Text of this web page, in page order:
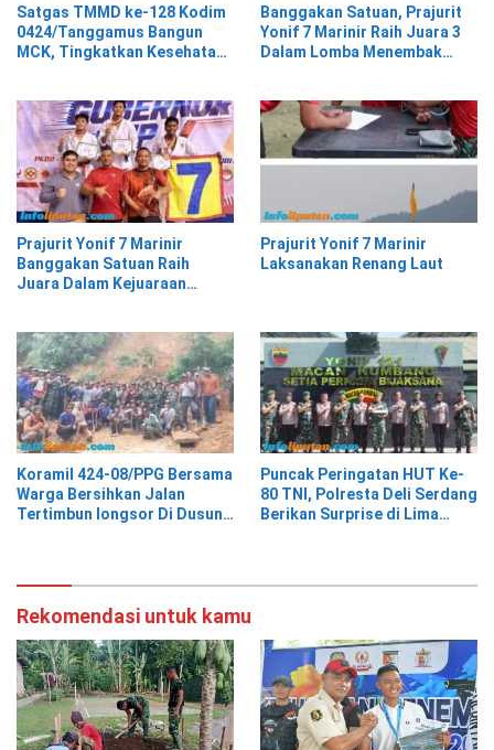
Satgas TMMD ke-128 Kodim
0424/Tanggamus Bangun
MCK, Tingkatkan Kesehatan
Banggakan Satuan, Prajurit
Yonif 7 Marinir Raih Juara 3
Dalam Lomba Menembak
Prajurit Yonif 7 Marinir
Banggakan Satuan Raih
Juara Dalam Kejuaraan
Prajurit Yonif 7 Marinir
Laksanakan Renang Laut
Koramil 424-08/PPG Bersama
Warga Bersihkan Jalan
Tertimbun longsor Di Dusun
Puncak Peringatan HUT Ke-
80 TNI, Polresta Deli Serdang
Berikan Surprise di Lima
Rekomendasi untuk kamu